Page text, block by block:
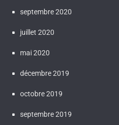
septembre 2020
juillet 2020
mai 2020
décembre 2019
octobre 2019
septembre 2019